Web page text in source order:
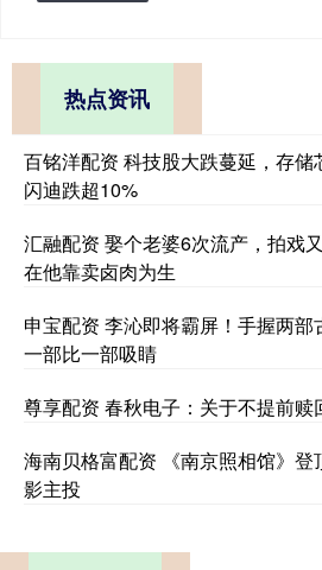
热点资讯
百铭洋配资 科技股大跌蔓延，存储
闪迪跌超10%
汇融配资 娶个老婆6次流产，拍戏
在他靠卖卤肉为生
申宝配资 李沁即将霸屏！手握两
一部比一部吸睛
尊享配资 春秋电子：关于不提前赎
海南贝格富配资 《南京照相馆》
影主投